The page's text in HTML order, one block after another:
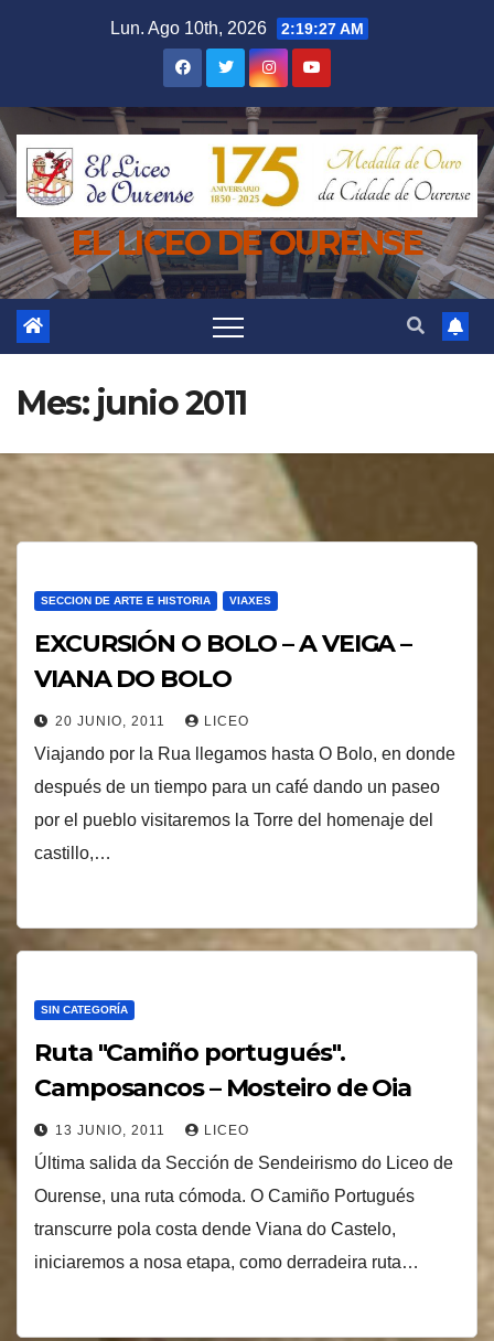
Lun. Ago 10th, 2026 2:19:28 AM
EL LICEO DE OURENSE
Mes: junio 2011
SECCION DE ARTE E HISTORIA VIAXES
EXCURSIÓN O BOLO – A VEIGA –
VIANA DO BOLO
20 JUNIO, 2011 LICEO
Viajando por la Rua llegamos hasta O Bolo, en donde
después de un tiempo para un café dando un paseo
por el pueblo visitaremos la Torre del homenaje del
castillo,…
SIN CATEGORÍA
Ruta "Camiño portugués".
Camposancos – Mosteiro de Oia
13 JUNIO, 2011 LICEO
Última salida da Sección de Sendeirismo do Liceo de
Ourense, una ruta cómoda. O Camiño Portugués
transcurre pola costa dende Viana do Castelo,
iniciaremos a nosa etapa, como derradeira ruta…